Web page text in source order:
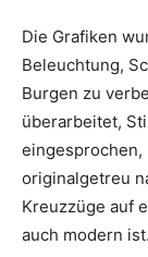
Die Grafiken
Beleuchtung,
Burgen zu
überarbeitet,
eingesprochen,
originalgetreu
Kreuzzüge auf
auch modern ist.